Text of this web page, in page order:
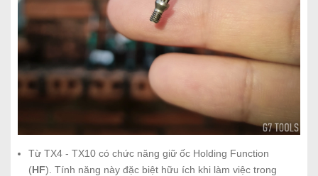
Từ TX4 - TX10 có chức năng giữ ốc Holding Function
(HF). Tính năng này đặc biệt hữu ích khi làm việc trong